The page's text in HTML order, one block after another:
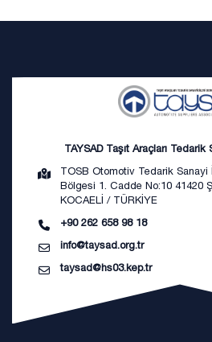
TAYSAD Taşıt Araçları
TOSB Otomotiv Tedarik Sanayi
Bölgesi 1. Cadde No:10 41420
KOCAELİ / TÜRKİYE
+90 262 658 98 18
info@taysad.org.tr
taysad@hs03.kep.tr